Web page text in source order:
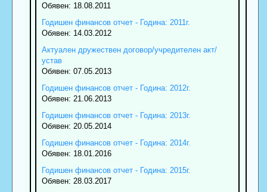
Обявен: 18.08.2011
Годишен финансов отчет - Година: 2011г.
Обявен: 14.03.2012
Актуален дружествен договор/учредителен акт/
устав
Обявен: 07.05.2013
Годишен финансов отчет - Година: 2012г.
Обявен: 21.06.2013
Годишен финансов отчет - Година: 2013г.
Обявен: 20.05.2014
Годишен финансов отчет - Година: 2014г.
Обявен: 18.01.2016
Годишен финансов отчет - Година: 2015г.
Обявен: 28.03.2017